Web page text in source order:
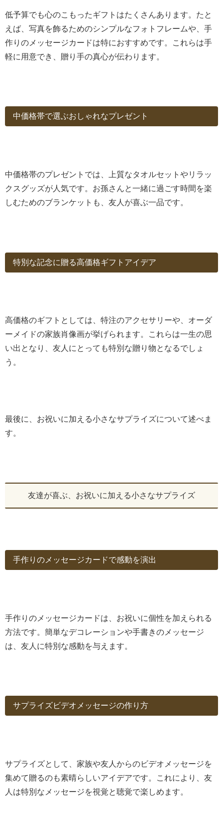
低予算でも心のこもったギフトはたくさんあります。たと
えば、写真を飾るためのシンプルなフォトフレームや、手
作りのメッセージカードは特におすすめです。これらは手
軽に用意でき、贈り手の真心が伝わります。
中価格帯で選ぶおしゃれなプレゼント
中価格帯のプレゼントでは、上質なタオルセットやリラッ
クスグッズが人気です。お孫さんと一緒に過ごす時間を楽
しむためのブランケットも、友人が喜ぶ一品です。
特別な記念に贈る高価格ギフトアイデア
高価格のギフトとしては、特注のアクセサリーや、オーダ
ーメイドの家族肖像画が挙げられます。これらは一生の思
い出となり、友人にとっても特別な贈り物となるでしょ
う。
最後に、お祝いに加える小さなサプライズについて述べま
す。
友達が喜ぶ、お祝いに加える小さなサプライズ
手作りのメッセージカードで感動を演出
手作りのメッセージカードは、お祝いに個性を加えられる
方法です。簡単なデコレーションや手書きのメッセージ
は、友人に特別な感動を与えます。
サプライズビデオメッセージの作り方
サプライズとして、家族や友人からのビデオメッセージを
集めて贈るのも素晴らしいアイデアです。これにより、友
人は特別なメッセージを視覚と聴覚で楽しめます。